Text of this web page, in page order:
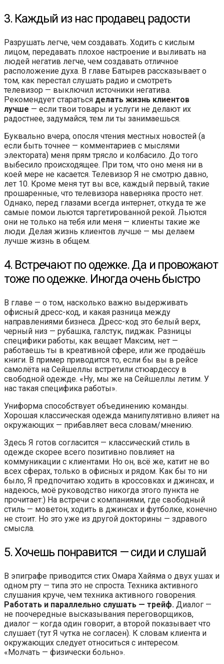
3. Каждый из нас продавец радости
Разрушать легче, чем создавать. Ходить с кислым
лицом, передавать плохое настроение и выливать на
людей негатив легче, чем создавать отличное
расположение духа. В главе Батырев рассказывает о
том, как перестал слушать радио и смотреть
телевизор — выключил источники негатива.
Рекомендует стараться делать жизнь клиентов
лучше — если твои товары и услуги не делают их
радостнее, задумайся, тем ли ты занимаешься.
Буквально вчера, опосля чтения местных новостей (а
если быть точнее — комментариев с мыслями
электората) меня прям трясло и колбасило. До того
выбесило происходящее. При том, что оно меня ни в
коей мере не касается. Телевизор Я не смотрю давно,
лет 10. Кроме меня тут вы все, каждый первый, такие
прошаренные, что телевизора наверняка просто нет.
Однако, перед глазами всегда интернет, откуда те же
самые помои льются таргетированной рекой. Льются
они не только на тебя или меня — клиенты такие же
люди. Делая жизнь клиентов лучше — мы делаем
лучше жизнь в общем.
4. Встречают по одежке. Да и провожают
тоже по одежке. Иногда очень быстро
В главе — о том, насколько важно выдерживать
офисный дресс-код, и какая разница между
направлениями бизнеса. Дресс-код это белый верх,
черный низ — рубашка, галстук, пиджак. Разницы
специфики работы, как вещает Максим, нет —
работаешь ты в креативной сфере, или же продаёшь
книги. В пример приводится то, если бы вы в рейсе
самолёта на Сейшеллы встретили стюардессу в
свободной одежде. «Ну, мы же на Сейшеллы летим. У
нас такая специфика работы».
Униформа способствует объединению команды.
Хорошая классическая одежда манипулятивно влияет на
окружающих — прибавляет веса словам/мнению.
Здесь Я готов согласится — классический стиль в
одежде скорее всего позитивно повлияет на
коммуникации с клиентами. Но он, всё же, катит не во
всех сферах, только в офисных и рядом. Как бы то ни
было, Я предпочитаю ходить в кроссовках и джинсах, и
надеюсь, моё руководство никогда этого пункта не
прочитает:) На встречи с компаниями, где свободный
стиль — моветон, ходить в джинсах и футболке, конечно
не стоит. Но это уже из другой докторины — здравого
смысла.
5. Хочешь понравится — сиди и слушай
В эпиграфе приводится стих Омара Хайяма о двух ушах и
одном рту — типа это не спроста. Техника активного
слушания круче, чем техника активного говорения.
Работать и параллельно слушать — трейф. Диалог —
не поочередные высказывания переговорщиков,
диалог — когда один говорит, а второй показывает что
слушает (тут Я чутка не согласен). К словам клиента и
окружающих следует относиться с интересом.
«Молчать — физически больно».